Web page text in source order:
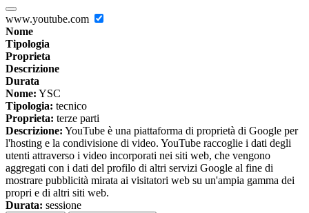
www.youtube.com
Nome
Tipologia
Proprieta
Descrizione
Durata
Nome: YSC
Tipologia: tecnico
Proprieta: terze parti
Descrizione: YouTube è una piattaforma di proprietà di Google per
l'hosting e la condivisione di video. YouTube raccoglie i dati degli
utenti attraverso i video incorporati nei siti web, che vengono
aggregati con i dati del profilo di altri servizi Google al fine di
mostrare pubblicità mirata ai visitatori web su un'ampia gamma dei
propri e di altri siti web.
Durata: sessione